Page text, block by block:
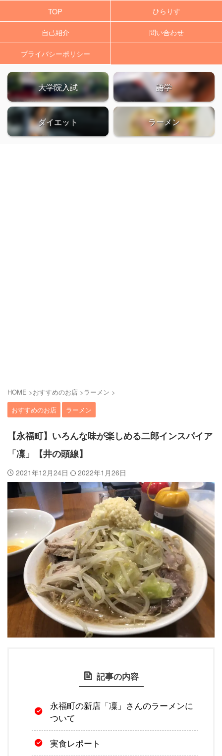
TOP ひらりす
自己紹介 問い合わせ
プライバシーポリシー
大学院入試 語学
ダイエット ラーメン
HOME >おすすめのお店 >ラーメン >
おすすめのお店
ラーメン
【永福町】いろんな味が楽しめる二郎インスパイア
「凜」【井の頭線】
2021年12月24日
2022年1月26日
記事の内容
永福町の新店「凜」さんのラーメンに
ついて
実食レポート